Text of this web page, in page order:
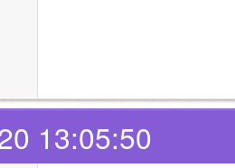
13:05:50